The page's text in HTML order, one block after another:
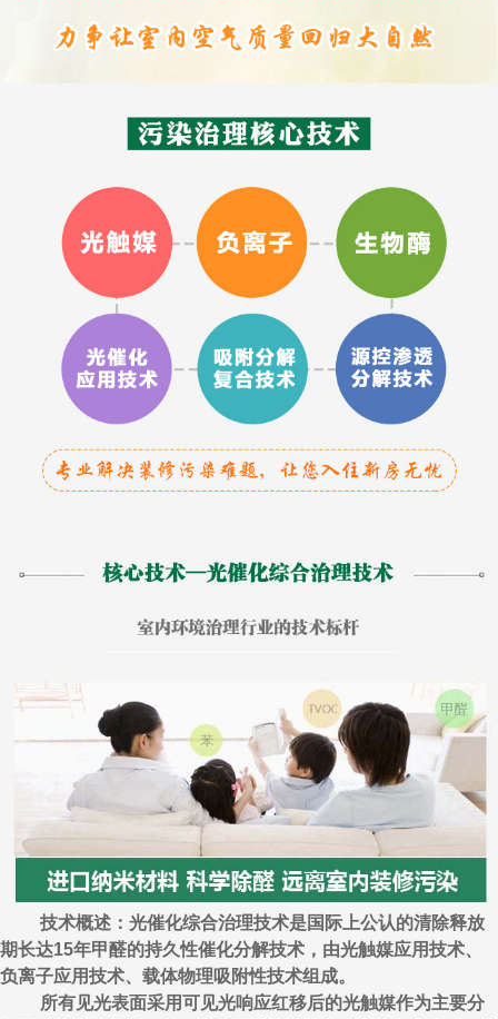
技术概述：光催化综合治理技术是国际上公认的清除释放
期长达15年甲醛的持久性催化分解技术，由光触媒应用技术、
负离子应用技术、载体物理吸附性技术组成。
所有见光表面采用可见光响应红移后的光触媒作为主要分